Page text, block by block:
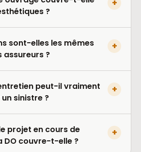
?
+
sont-elles les mêmes
assureurs ?
+
peut-il vraiment
sinistre ?
+
projet en cours de
DO couvre-t-elle ?
+